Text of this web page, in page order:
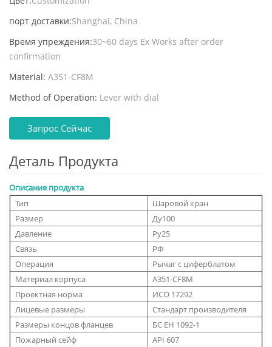
порт доставки:Shanghai, China
Время упреждения:30~60 days Ex Works after order
confirmation
Material: A351-CF8M
Method of Operation: Lever with dial
Запрос Сейчас
Деталь Продукта
Описание продукта
Тип
Шаровой кран
Размер
Ду100
Давление
Ру25
Связь
РФ
Операция
Рычаг с циферблатом
Материал корпуса
А351-CF8M
Проектная норма
ИСО 17292
Лицевые размеры
Стандарт производителя
Размеры концов фланцев
БС ЕН 1092-1
Пожарный сейф
API 607